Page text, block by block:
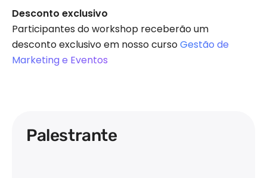
Desconto exclusivo
Participantes do workshop receberão um
desconto exclusivo em nosso cursoGestão de
Marketing e Eventos
Palestrante